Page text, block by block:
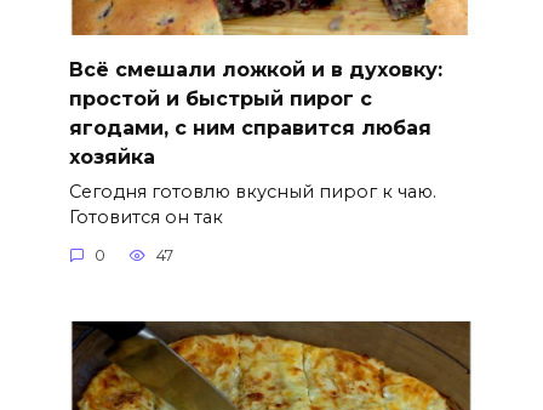
Всё смешали ложкой и в духовку:
простой и быстрый пирог с
ягодами, с ним справится любая
хозяйка
Сегодня готовлю вкусный пирог к чаю.
Готовится он так
0 47